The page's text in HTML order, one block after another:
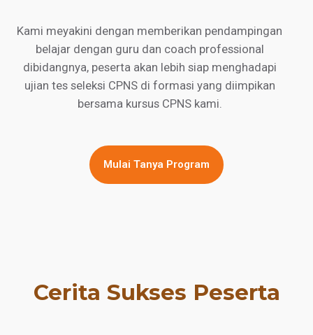
Kami meyakini dengan memberikan pendampingan
belajar dengan guru dan coach professional
dibidangnya, peserta akan lebih siap menghadapi
ujian tes seleksi CPNS di formasi yang diimpikan
bersama kursus CPNS kami.
Mulai Tanya Program
Cerita Sukses Peserta